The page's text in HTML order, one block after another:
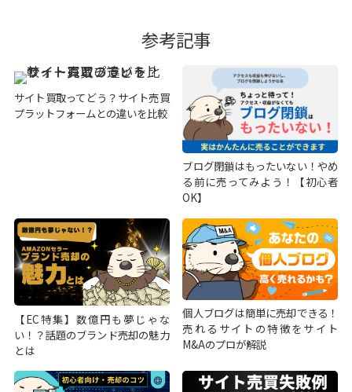
参考記事
サイト買取ってどう？サイト売買
プラットフォームとの違いを比較
ブログ閉鎖はもったいない！やめ
る前に売ってみよう！【初心者
OK】
【EC特集】数億円も夢じゃな
い！？話題のブランド売却の魅力
とは
個人ブログは簡単に売却できる！
売れるサイトの特徴をサイト
M&Aのプロが解説